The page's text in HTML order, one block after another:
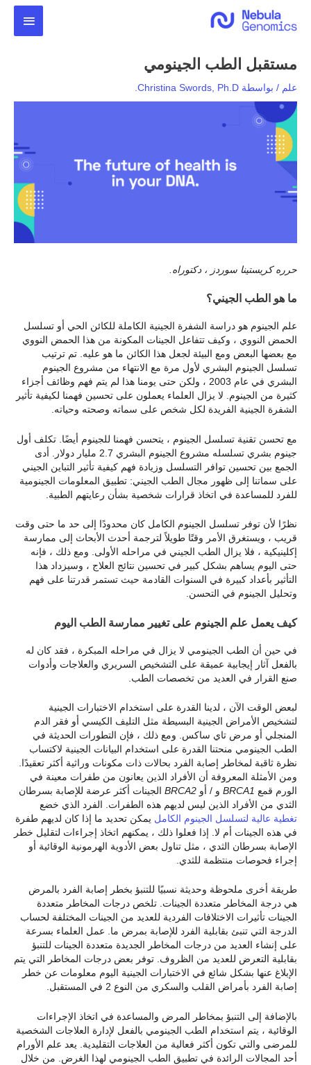
المحتوى
مستقبل الطب الجينومي
علم / بواسطة Christina Swords, Ph.D.
حرره كريستينا سوردز ، دكتوراه.
ما هو الطب الجيني؟
علم الجينوم هو دراسة الشفرة الجينية الكاملة للكائن الحي أو تسلسل
الحمض النووي ، وكيف تتفاعل الجينات المكونة من هذا الحمض النووي
مع بعضها البعض ومع البيئة لجعل هذا الكائن ما هو عليه. تم ترتيب
تسلسل الجينوم البشري لأول مرة مع الانتهاء من مشروع الجينوم
البشري في عام 2003 ، ولكن حتى يومنا هذا لم يتم فهم وظائف أجزاء
كثيرة من الجينوم. لا يزال العلماء يعملون على تحسين فهمنا لكيفية تأثير
الشفرة الجينية الفريدة لكل شخص على سماته وصحته وحياته.
مع تحسن تقنية تسلسل الجينوم ، يتحسن فهمنا للجينوم أيضًا. تكلف أول
جينوم بشري تسلسله مشروع الجينوم البشري 2.7 مليار دولار. أدى
الجمع بين تحسين توافر التسلسل وزيادة فهم كيفية تأثير التباين الجيني
على سماتنا إلى ظهور مجال الطب الجيني: تطبيق المعلومات الجينومية
للفرد للمساعدة في اتخاذ قرارات شخصية بشأن رعايتهم الطبية.
نظرًا لأن توفر تسلسل الجينوم الكامل كان محدودًا إلى حد ما حتى وقت
قريب ، ويستغرق الأمر وقتًا طويلاً لترجمة أحدث الأبحاث إلى ممارسة
إكلينيكية ، فلا يزال الطب الجيني في مراحله الأولى. ومع ذلك ، فإنه
حتى اليوم يساهم بشكل كبير في تحسين نتائج العلاج ، وسيزداد هذا
التأثير بأعداد كبيرة في السنوات القادمة حيث تستمر قدرتنا على فهم
وتحليل الجينوم في التحسن.
كيف يعمل علم الجينوم على تغيير ممارسة الطب اليوم
في حين أن الطب الجينومي لا يزال في مراحله المبكرة ، فقد كان له
بالفعل آثار إيجابية عميقة على التشخيص السريري والعلاجات وأدوات
صنع القرار في العديد من تخصصات الطب.
لبعض الوقت الآن ، لدينا القدرة على استخدام الاختبارات الجينية
لتشخيص الأمراض الجينية البسيطة مثل التليف الكيسي أو فقر الدم
المنجلي أو مرض تاي ساكس. ومع ذلك ، فإن التطورات الحديثة في
الطب الجينومي منحتنا القدرة على استخدام البيانات الجينية لاكتساب
نظرة ثاقبة لمخاطر إصابة الفرد بحالات ذات مكونات وراثية أكثر تعقيدًا.
ومن الأمثلة المعروفة أن الأفراد الذين يعانون من طفرات معينة في
الورم قمع
و / أو
الجينات أكثر عرضة للإصابة بسرطان
الثدي من الأفراد الذين ليس لديهم هذه الطفرات. الفرد الذي خضع
تغطية عالية لتسلسل الجينوم الكامل يمكن تحديد ما إذا كان لديهم طفرة
في هذه الجينات أم لا. إذا فعلوا ذلك ، يمكنهم اتخاذ إجراءات لتقليل خطر
الإصابة بسرطان الثدي ، مثل تناول بعض الأدوية الهرمونية الوقائية أو
إجراء فحوصات منتظمة للثدي.
طريقة أخرى ملحوظة وحديثة نسبيًا للتنبؤ بخطر إصابة الفرد بالمرض
هي درجة المخاطر متعددة الجينات. تلخص درجات المخاطر متعددة
الجينات تأثيرات الاختلافات الفردية للعديد من الجينات المختلفة لحساب
الدرجة التي تنبئ بقابلية الفرد للإصابة بمرض ما. عمل العلماء بسرعة
على إنشاء العديد من درجات المخاطر الجديدة متعددة الجينات للتنبؤ
بقابلية التعرض للعديد من الظروف. توفر بعض درجات المخاطر التي يتم
الإبلاغ عنها بشكل شائع في الاختبارات الجينية اليوم معلومات عن خطر
إصابة الفرد بأمراض القلب والسكري من النوع 2 في المستقبل.
بالإضافة إلى التنبؤ بمخاطر المرض والمساعدة في اتخاذ الإجراءات
الوقائية ، يتم استخدام الطب الجينومي بالفعل لإدارة العلاجات الشخصية
للمرضى والتي تكون أكثر فعالية من العلاجات التقليدية. يعد علم الأورام
أحد المجالات الرائدة في تطبيق الطب الجينومي لهذا الغرض. من خلال